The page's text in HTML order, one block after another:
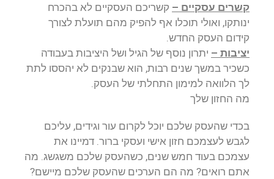
קשרים עסקיים – קשריכם העסקיים לא בהכרח
ינותקו, ואולי תוכלו אף להפיק מהם תועלת לצורך
קידום העסק החדש.
יציבות – יתרון נוסף של הגיל ושל היציבות בעבודה
כשכיר במשך שנים רבות, הוא שבנקים לא יהססו לתת
לך הלוואה למימון התחלתי של העסק.
מה החזון שלך
בכדי שהעסק שלכם יוכל לקרום עור וגידים, עליכם
לגבש לעצמכם חזון אישי ועסקי ברור. דמיינו את
עצמכם בעוד חמש שנים, כשהעסק שלכם משגשג. מה
אתם רואים? מה הם הערכים שהעסק שלכם מיישם?